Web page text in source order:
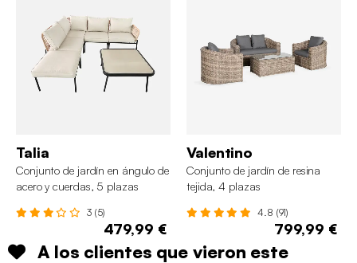
Talia
Conjunto de jardín en ángulo de
acero y cuerdas, 5 plazas
3 (5)
479,99 €
Valentino
Conjunto de jardín de resina
tejida, 4 plazas
4.8 (91)
799,99 €
A los clientes que vieron este